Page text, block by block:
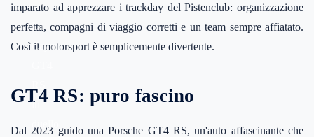
imparato ad apprezzare i trackday del Pistenclub: organizzazione
perfetta, compagni di viaggio corretti e un team sempre affiatato.
Così il motorsport è semplicemente divertente.
GT4 RS: puro fascino
Dal 2023 guido una Porsche GT4 RS, un'auto affascinante che
La
Cayman
in
duello